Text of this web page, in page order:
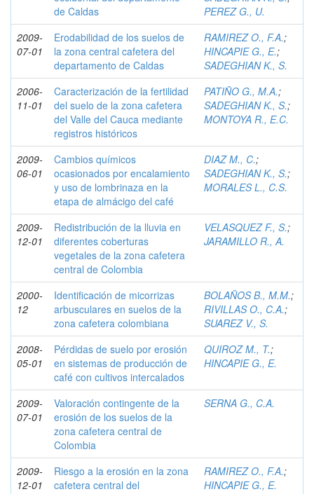
de Caldas
PEREZ G., U.
2009-
07-01
Erodabilidad de los suelos de
la zona central cafetera del
departamento de Caldas
RAMIREZ O., F.A.;
HINCAPIE G., E.;
SADEGHIAN K., S.
2006-
11-01
Caracterización de la fertilidad
del suelo de la zona cafetera
del Valle del Cauca mediante
registros históricos
PATIÑO G., M.A.;
SADEGHIAN K., S.;
MONTOYA R., E.C.
2009-
06-01
Cambios químicos
ocasionados por encalamiento
y uso de lombrinaza en la
etapa de almácigo del café
DIAZ M., C.;
SADEGHIAN K., S.;
MORALES L., C.S.
2009-
12-01
Redistribución de la lluvia en
diferentes coberturas
vegetales de la zona cafetera
central de Colombia
VELASQUEZ F., S.;
JARAMILLO R., A.
2000-
12
Identificación de micorrizas
arbusculares en suelos de la
zona cafetera colombiana
BOLAÑOS B., M.M.;
RIVILLAS O., C.A.;
SUAREZ V., S.
2008-
05-01
Pérdidas de suelo por erosión
en sistemas de producción de
café con cultivos intercalados
QUIROZ M., T.;
HINCAPIE G., E.
2009-
07-01
Valoración contingente de la
erosión de los suelos de la
zona cafetera central de
Colombia
SERNA G., C.A.
2009-
12-01
Riesgo a la erosión en la zona
cafetera central del
RAMIREZ O., F.A.;
HINCAPIE G., E.